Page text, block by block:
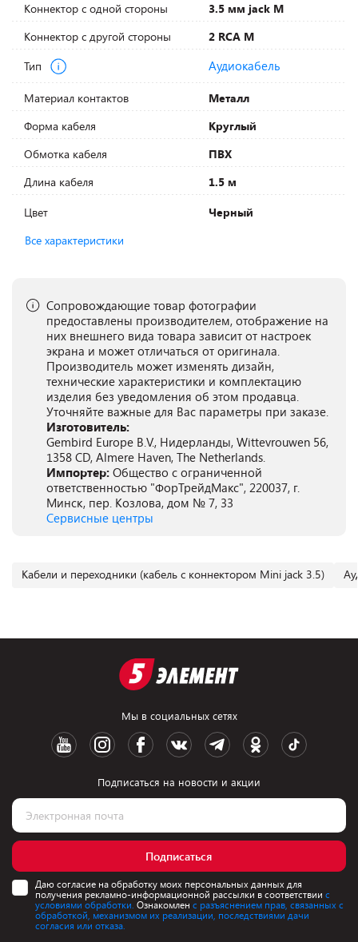
Коннектор с одной стороны
3.5 мм jack M
Коннектор с другой стороны
2 RCA M
Тип
Аудиокабель
Материал контактов
Металл
Форма кабеля
Круглый
Обмотка кабеля
ПВХ
Длина кабеля
1.5 м
Цвет
Черный
Все характеристики
Сопровождающие товар фотографии
предоставлены производителем, отображение на
них внешнего вида товара зависит от настроек
экрана и может отличаться от оригинала.
Производитель может изменять дизайн,
технические характеристики и комплектацию
изделия без уведомления об этом продавца.
Уточняйте важные для Вас параметры при заказе.
Изготовитель:
Gembird Europe B.V., Нидерланды, Wittevrouwen 56,
1358 CD, Almere Haven, The Netherlands.
Импортер: Общество с ограниченной
ответственностью "ФорТрейдМакс", 220037, г.
Минск, пер. Козлова, дом № 7, 33
Сервисные центры
Кабели и переходники (кабель с коннектором Mini jack 3.5)
Мы в социальных сетях
Подписаться на новости и акции
Подписаться
Даю согласие на обработку моих персональных данных для
получения рекламно-информационной рассылки в соответствии с
условиями обработки. Ознакомлен с разъяснением прав, связанных с
обработкой, механизмом их реализации, последствиями дачи
согласия или отказа.